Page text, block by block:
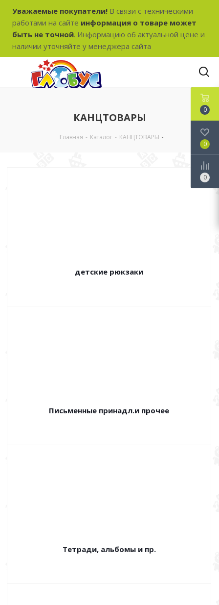
Уважаемые покупатели! В связи с техническими
работами на сайте информация о товаре может
быть не точной. Информацию об актуальной цене и
наличии уточняйте у менеджера сайта
КАНЦТОВАРЫ
Главная - Каталог - КАНЦТОВАРЫ
детские рюкзаки
Письменные принадл.и прочее
Тетради, альбомы и пр.
0
0
0